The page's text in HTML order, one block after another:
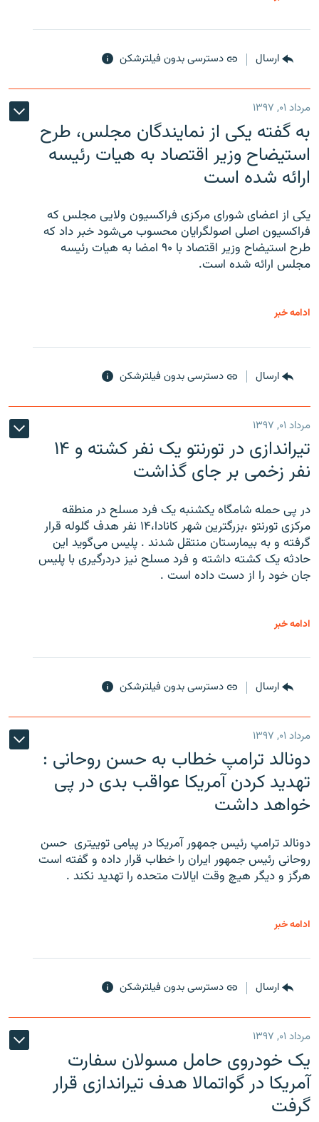
ارسال دسترسی بدون فیلترشکن
مرداد ۰۱, ۱۳۹۷
به گفته یکی از نمایندگان مجلس، طرح
استیضاح وزیر اقتصاد به هیات رئیسه
ارائه شده است
یکی از اعضای شورای مرکزی فراکسیون ولایی مجلس که
فراکسیون اصلی اصولگرایان محسوب می‌شود خبر داد که
طرح استیضاح وزیر اقتصاد با ۹۰ امضا به هیات رئیسه
مجلس ارائه شده است.
ادامه خبر
ارسال دسترسی بدون فیلترشکن
مرداد ۰۱, ۱۳۹۷
تیراندازی در تورنتو یک نفر کشته و ۱۴
نفر زخمی بر جای گذاشت
در پی حمله شامگاه یکشنبه یک فرد مسلح در منطقه
مرکزی تورنتو ،‌بزرگترین شهر کانادا،۱۴ نفر هدف گلوله قرار
گرفته و به بیمارستان منتقل شدند . پلیس می‌گوید این
حادثه یک کشته داشته و فرد مسلح نیز دردرگیری با پلیس
جان خود را از دست داده است .
ادامه خبر
ارسال دسترسی بدون فیلترشکن
مرداد ۰۱, ۱۳۹۷
دونالد ترامپ خطاب به حسن روحانی :
تهدید کردن آمریکا عواقب بدی در پی
خواهد داشت
دونالد ترامپ رئیس جمهور آمریکا در پیامی توییتری ‌ حسن
روحانی رئیس جمهور ایران را خطاب قرار داده و گفته است
هرگز و دیگر هیچ وقت ایالات متحده را تهدید نکند .
ادامه خبر
ارسال دسترسی بدون فیلترشکن
مرداد ۰۱, ۱۳۹۷
یک خودروی حامل مسولان سفارت
آمریکا در گواتمالا هدف تیراندازی قرار
گرفت